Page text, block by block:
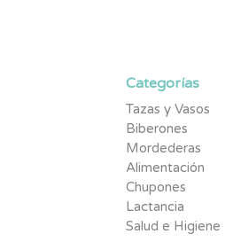
Categorías
Tazas y Vasos
Biberones
Mordederas
Alimentación
Chupones
Lactancia
Salud e Higiene